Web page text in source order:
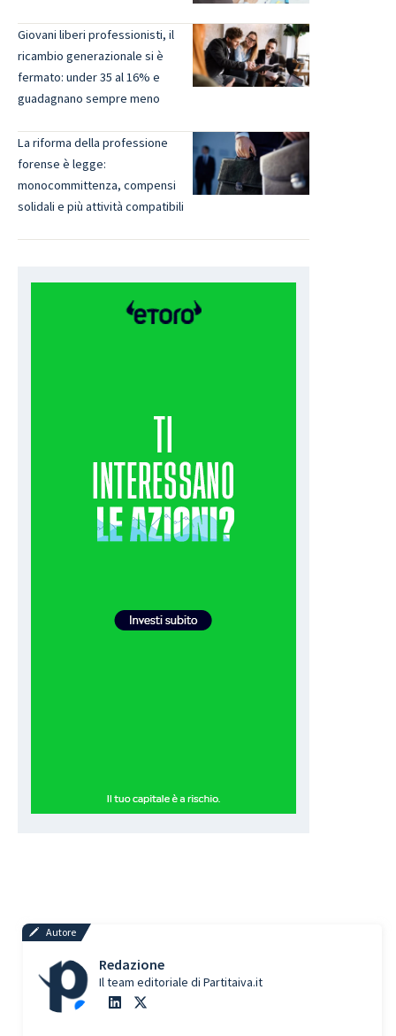
Giovani liberi professionisti, il
ricambio generazionale si è
fermato: under 35 al 16% e
guadagnano sempre meno
La riforma della professione
forense è legge:
monocommittenza, compensi
solidali e più attività compatibili
Autore
Redazione
Il team editoriale di Partitaiva.it